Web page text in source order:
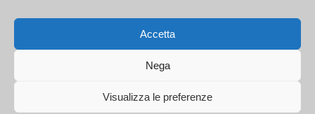
Accetta
Nega
Visualizza le preferenze
065228208251 Capitale 10000 euro IV